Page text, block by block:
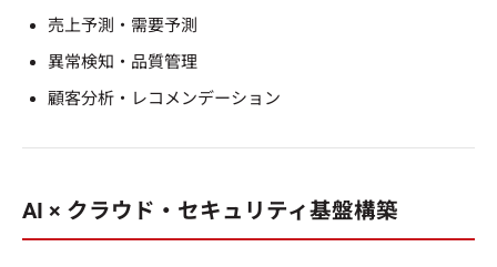
売上予測・需要予測
異常検知・品質管理
顧客分析・レコメンデーション
AI × クラウド・セキュリティ基盤構築